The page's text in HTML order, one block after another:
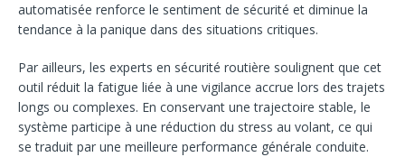
automatisée renforce le sentiment de sécurité et diminue la
tendance à la panique dans des situations critiques.
Par ailleurs, les experts en sécurité routière soulignent que cet
outil réduit la fatigue liée à une vigilance accrue lors des trajets
longs ou complexes. En conservant une trajectoire stable, le
système participe à une réduction du stress au volant, ce qui
se traduit par une meilleure performance générale conduite.